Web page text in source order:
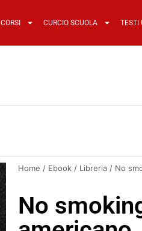
CORSI CURCIO SCUOLA TESTI
Home / Ebook / Libreria / No
No